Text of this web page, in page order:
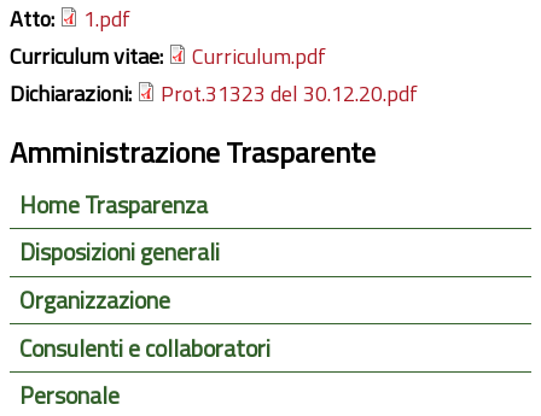
Atto:
1.pdf
Curriculum vitae:
Curriculum.pdf
Dichiarazioni:
Prot.31323 del 30.12.20.pdf
Amministrazione Trasparente
Home Trasparenza
Disposizioni generali
Organizzazione
Consulenti e collaboratori
Personale